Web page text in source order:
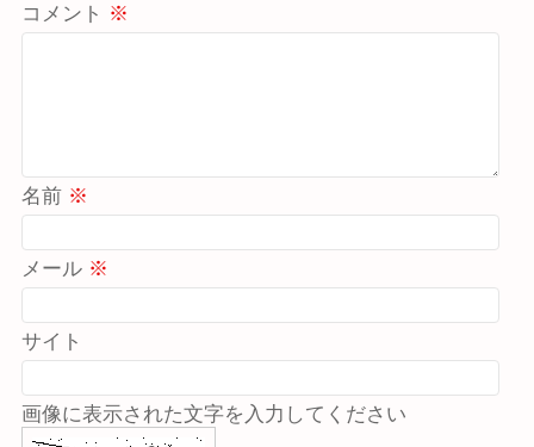
コメント ※
名前 ※
メール ※
サイト
画像に表示された文字を入力してください